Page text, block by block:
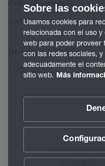
Color/Apariencia
blanco-gris
Densidad a 20 °C
1,900 g/cm³
Aviso legal
Sobre las
Usamos cookies para
relacionada con el uso
web para poder proveer
con las redes sociales,
adecuadamente el
sitio web. Más